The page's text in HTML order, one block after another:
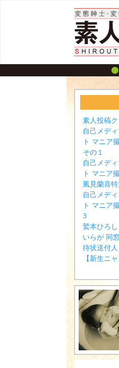
素人投稿
自己メデ
ト マニア
その１
自己メデ
ト マニア
風見蘭喜
自己メデ
ト マニア
3
鷲本ひろ
いらが 同
待状送付
【新生ニ